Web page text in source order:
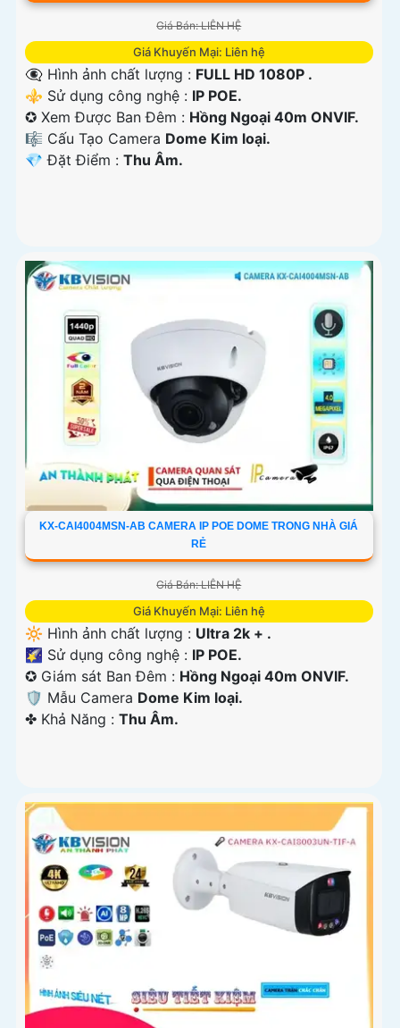
Giá Bán: LIÊN HỆ
Giá Khuyến Mại: Liên hệ
👁️‍🗨 Hình ảnh chất lượng : FULL HD 1080P .
⚜️ Sử dụng công nghệ : IP POE.
✪ Xem Được Ban Đêm : Hồng Ngoại 40m ONVIF.
🎼️ Cấu Tạo Camera Dome Kim loại.
️💎 Đặt Điểm : Thu Âm.
KX-CAI4004MSN-AB CAMERA IP POE DOME TRONG NHÀ GIÁ
RẺ
Giá Bán: LIÊN HỆ
Giá Khuyến Mại: Liên hệ
🔆 Hình ảnh chất lượng : Ultra 2k + .
🌠 Sử dụng công nghệ : IP POE.
✪ Giám sát Ban Đêm : Hồng Ngoại 40m ONVIF.
🛡 Mẫu Camera Dome Kim loại.
️✤ Khả Năng : Thu Âm.